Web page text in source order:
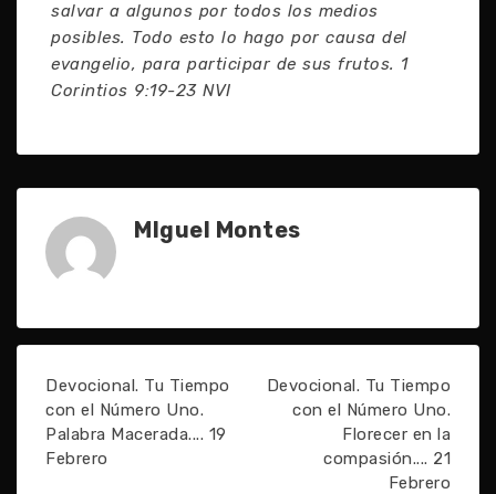
salvar a algunos por todos los medios
posibles. Todo esto lo hago por causa del
evangelio, para participar de sus frutos. 1
Corintios 9:19-23 NVI
MIguel Montes
Devocional. Tu Tiempo
con el Número Uno.
Palabra Macerada.... 19
Febrero
Devocional. Tu Tiempo
con el Número Uno.
Florecer en la
compasión.... 21
Febrero